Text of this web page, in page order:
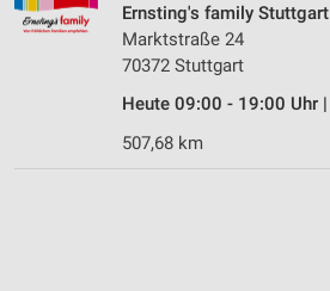
Ernsting's family Stuttgart
Marktstraße 24
70372 Stuttgart
Heute 09:00 - 19:00 Uhr |
507,68 km